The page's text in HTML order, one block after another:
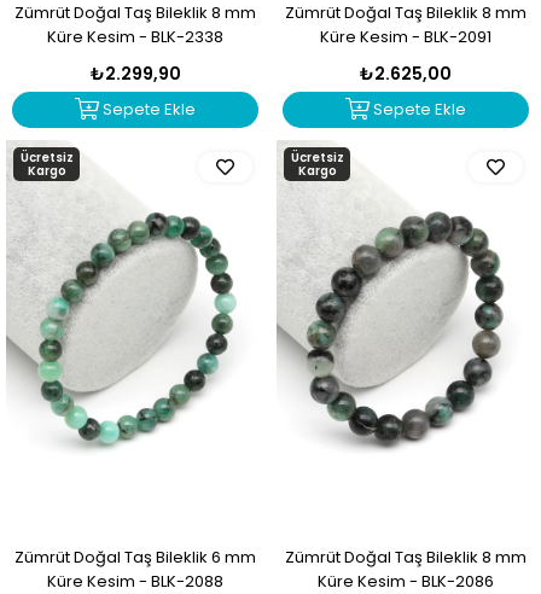
Zümrüt Doğal Taş Bileklik 8 mm
Küre Kesim - BLK-2338
₺2.299,90
Sepete Ekle
Zümrüt Doğal Taş Bileklik 8 mm
Küre Kesim - BLK-2091
₺2.625,00
Sepete Ekle
Zümrüt Doğal Taş Bileklik 6 mm
Küre Kesim - BLK-2088
Ücretsiz
Kargo
Zümrüt Doğal Taş Bileklik 8 mm
Küre Kesim - BLK-2086
Ücretsiz
Kargo